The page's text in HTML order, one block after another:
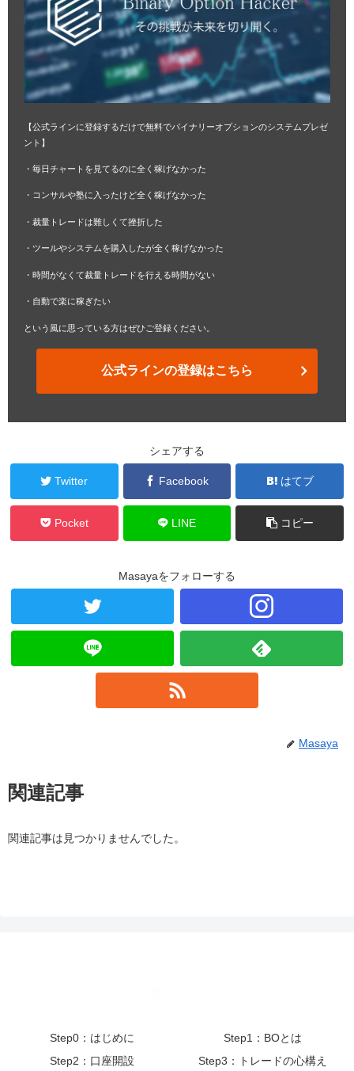
【公式ラインに登録するだけで無料でバイナリーオプションのシステムプレゼ
ント】
・毎日チャートを見てるのに全く稼げなかった
・コンサルや塾に入ったけど全く稼げなかった
・裁量トレードは難しくて挫折した
・ツールやシステムを購入したが全く稼げなかった
・時間がなくて裁量トレードを行える時間がない
・自動で楽に稼ぎたい
という風に思っている方はぜひご登録ください。
公式ラインの登録はこちら
シェアする
Twitter Facebook はてブ
Pocket LINE コピー
Masayaをフォローする
Masaya
関連記事
関連記事は見つかりませんでした。
Step0：はじめに
Step1：BOとは
Step2：口座開設
Step3：トレードの心構え